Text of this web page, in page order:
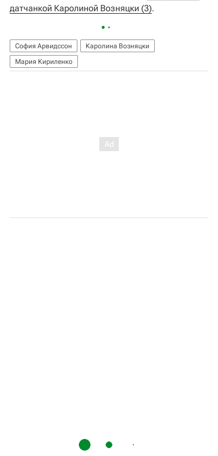
датчанкой Каролиной Возняцки (3).
София Арвидссон
Каролина Возняцки
Мария Кириленко